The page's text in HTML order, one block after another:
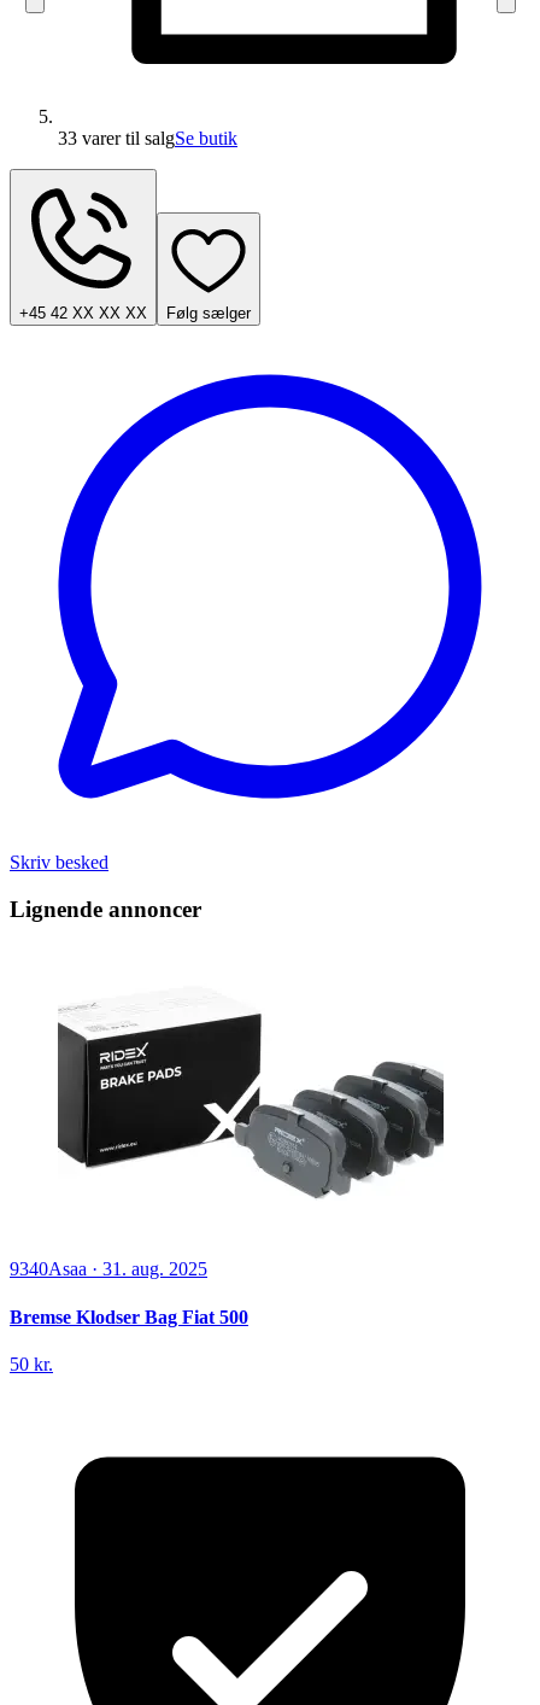
33 varertil salgSe butik
+45 42 XX XX XX Følg sælger
Skriv besked
Lignende annoncer
9340Asaa · 31. aug. 2025
Bremse Klodser Bag Fiat 500
50 kr.